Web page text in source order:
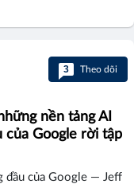
3 Theo dõi
nền tảng AI
của Google rời tập
đầu của Google — Jeff